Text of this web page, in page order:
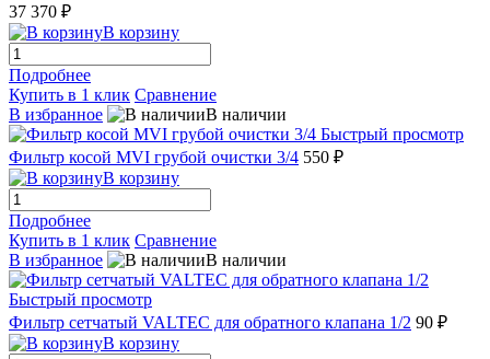
37 370 ₽
В корзину
Подробнее
Купить в 1 клик Сравнение
В избранное
В наличии
Быстрый просмотр
Фильтр косой MVI грубой очистки 3/4 550 ₽
В корзину
Подробнее
Купить в 1 клик Сравнение
В избранное
В наличии
Быстрый просмотр
Фильтр сетчатый VALTEC для обратного клапана 1/2 90 ₽
В корзину